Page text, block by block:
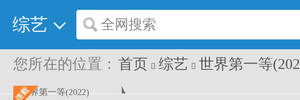
综艺 全网搜索
您所在的位置： 首页  综艺  世界第一等(202